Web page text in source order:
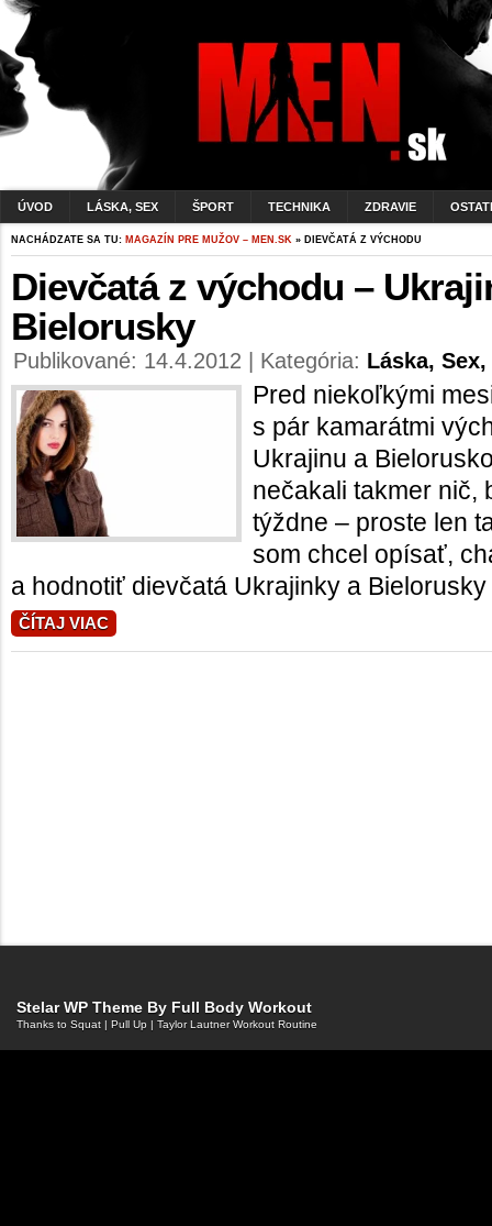
ÚVOD LÁSKA, SEX ŠPORT TECHNIKA ZDRAVIE
NACHÁDZATE SA TU: MAGAZÍN PRE MUŽOV – MEN.SK » DIEVČATÁ Z VÝCHODU
Dievčatá z východu –
Bielorusky
Publikované: 14.4.2012 | Kategória: Láska,
Pred niekoľkými
s pár kamarátmi
Ukrajinu a
nečakali takmer nič,
týždne – proste len
som chcel opísať,
a hodnotiť dievčatá Ukrajinky a Bielorusky
ČÍTAJ VIAC
Stelar WP Theme By Full Body Workout
Thanks to Squat | Pull Up | Taylor Lautner Workout Routine